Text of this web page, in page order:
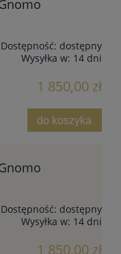
Dostępność: dostępny
Wysyłka w: 14 dni
1 850,00 zł
do koszyka
Dostępność: dostępny
Wysyłka w: 14 dni
1 850,00 zł